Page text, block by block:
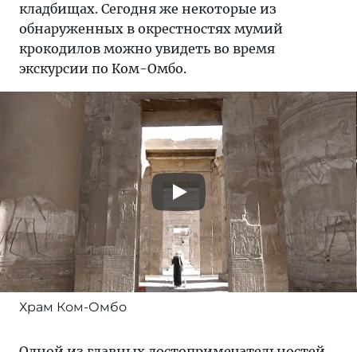
кладбищах. Сегодня же некоторые из
обнаруженных в окрестностях мумий
крокодилов можно увидеть во время
экскурсии по Ком-Омбо.
Храм Ком-Омбо